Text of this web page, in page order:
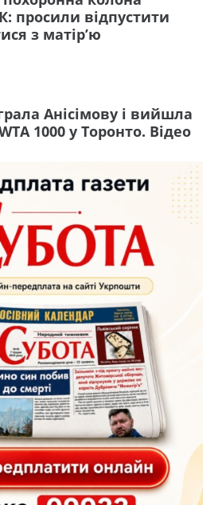
просили відпустити
з матір’ю
Анісімову і вийшла
1000 у Торонто. Відео